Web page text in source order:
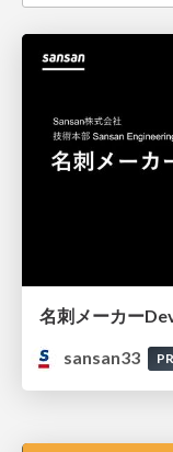
名刺メーカー
sansan33